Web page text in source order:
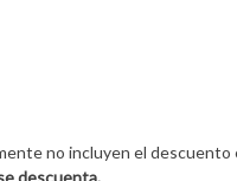
no incluyen el descuento
descuenta.